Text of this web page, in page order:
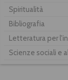
Spiritualità
Bibliografia
Letteratura per
Scienze sociali e